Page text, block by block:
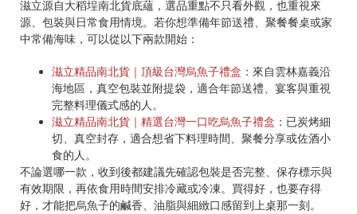
滋立源自大稻埕南北貨底蘊，選品重點不只看外觀，也重視來
源、包裝與日常食用情境。若你想準備年節送禮、聚餐餐桌或家
中常備海味，可以從以下兩款開始：
滋立精品南北貨｜頂級台灣烏魚子禮盒 ：來自雲林嘉義沿
海地區，真空包裝並附提袋，適合年節送禮、宴客與重視
完整料理儀式感的人。
滋立精品南北貨｜精選台灣一口吃烏魚子禮盒 ：已炭烤細
切、真空封存，適合想省下料理時間、聚餐分享或佐酒小
食的人。
不論選哪一款，收到後都建議先確認包裝是否完整、保存標示與
有效期限，再依食用時間安排冷藏或冷凍。買得好，也要存得
好，才能把烏魚子的鹹香、油脂與細緻口感留到上桌那一刻。